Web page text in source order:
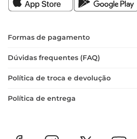
responsável.
Volume: 300ml
Uso: Diário, para todos os tipos de pele
Formas de pagamento
Dúvidas frequentes (FAQ)
Política de troca e devolução
Política de entrega